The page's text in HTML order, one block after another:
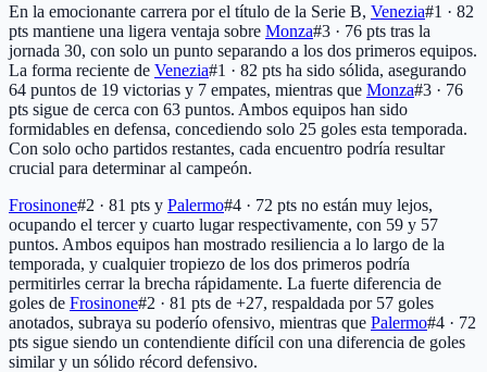
En la emocionante carrera por el título de la Serie B, Venezia#1 · 82
pts mantiene una ligera ventaja sobre Monza#3 · 76 pts tras la
jornada 30, con solo un punto separando a los dos primeros equipos.
La forma reciente de Venezia#1 · 82 pts ha sido sólida, asegurando
64 puntos de 19 victorias y 7 empates, mientras que Monza#3 · 76
pts sigue de cerca con 63 puntos. Ambos equipos han sido
formidables en defensa, concediendo solo 25 goles esta temporada.
Con solo ocho partidos restantes, cada encuentro podría resultar
crucial para determinar al campeón.
Frosinone#2 · 81 pts y Palermo#4 · 72 pts no están muy lejos,
ocupando el tercer y cuarto lugar respectivamente, con 59 y 57
puntos. Ambos equipos han mostrado resiliencia a lo largo de la
temporada, y cualquier tropiezo de los dos primeros podría
permitirles cerrar la brecha rápidamente. La fuerte diferencia de
goles de Frosinone#2 · 81 pts de +27, respaldada por 57 goles
anotados, subraya su poderío ofensivo, mientras que Palermo#4 · 72
pts sigue siendo un contendiente difícil con una diferencia de goles
similar y un sólido récord defensivo.